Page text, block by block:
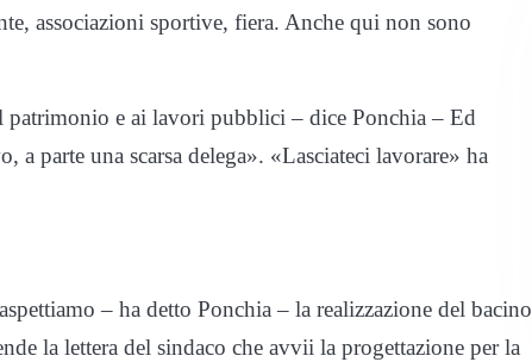
associazioni sportive, fiera. Anche qui non sono
patrimonio e ai lavori pubblici – dice Ponchia – Ed
a parte una scarsa delega». «Lasciateci lavorare» ha
– ha detto Ponchia – la realizzazione del bacino
la lettera del sindaco che avvii la progettazione per la